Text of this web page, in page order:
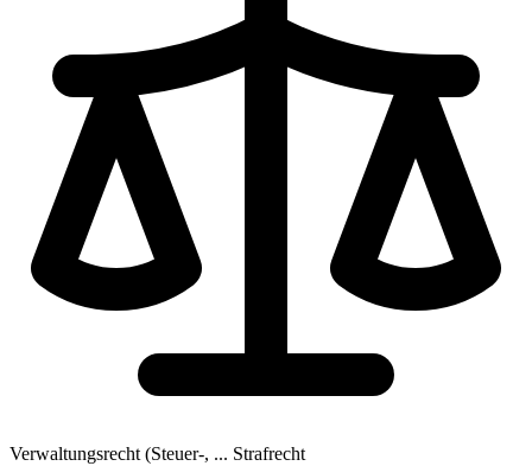
Verwaltungsrecht (Steuer-, ... Strafrecht